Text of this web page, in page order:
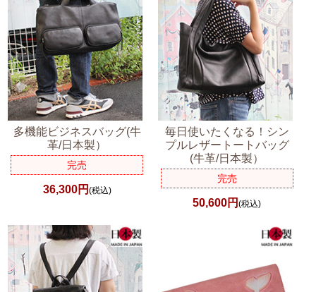
多機能ビジネスバッグ(牛
革/日本製）
完売
36,300円 (税込)
毎日使いたくなる！シン
プルレザートートバッグ
(牛革/日本製）
完売
50,600円(税込)